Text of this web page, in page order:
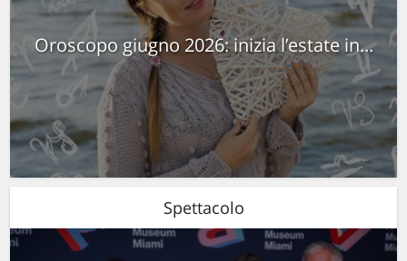
Oroscopo giugno 2026: inizia l’estate in...
Spettacolo